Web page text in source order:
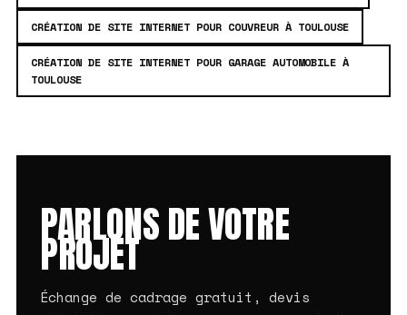
CRÉATION DE SITE INTERNET POUR COUVREUR À TOULOUSE
CRÉATION DE SITE INTERNET POUR GARAGE AUTOMOBILE À
TOULOUSE
PARLONS DE VOTRE
PROJET
Échange de cadrage gratuit, devis